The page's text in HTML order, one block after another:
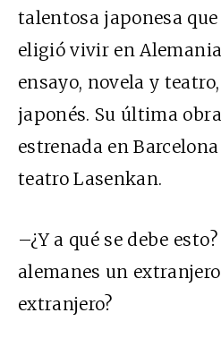
talentosa japonesa
eligió vivir en
ensayo, novela y
japonés. Su última
estrenada en
teatro Lasenkan.
–¿Y a qué se debe
alemanes un
extranjero?